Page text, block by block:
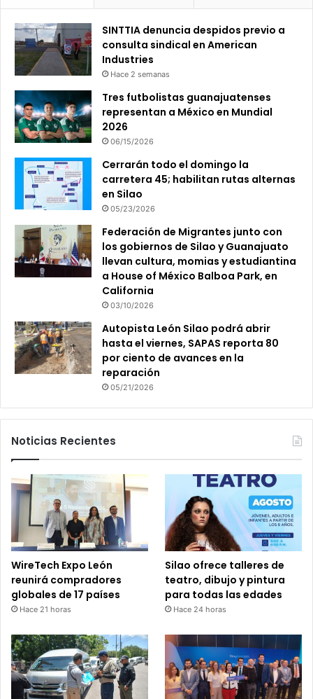
SINTTIA denuncia despidos previo a
consulta sindical en American
Industries
Hace 2 semanas
Tres futbolistas guanajuatenses
representan a México en Mundial
2026
06/15/2026
Cerrarán todo el domingo la
carretera 45; habilitan rutas alternas
en Silao
05/23/2026
Federación de Migrantes junto con
los gobiernos de Silao y Guanajuato
llevan cultura, momias y estudiantina
a House of México Balboa Park, en
California
03/10/2026
Autopista León Silao podrá abrir
hasta el viernes, SAPAS reporta 80
por ciento de avances en la
reparación
05/21/2026
Noticias Recientes
WireTech Expo León
reunirá compradores
globales de 17 países
Hace 21 horas
Silao ofrece talleres de
teatro, dibujo y pintura
para todas las edades
Hace 24 horas